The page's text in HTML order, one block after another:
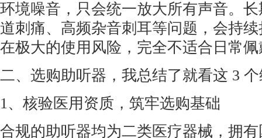
环境噪音，只会统一放大所有声音。
道刺痛、高频杂音刺耳等问题，会持
在极大的使用风险，完全不适合日常
二、选购助听器，我总结了就看这 3
1、核验医用资质，筑牢选购基础
合规的助听器均为二类医疗器械，拥